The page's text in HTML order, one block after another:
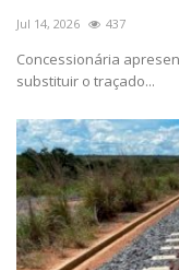
Jul 14, 2026 437
Concessionária
substituir o traçado...